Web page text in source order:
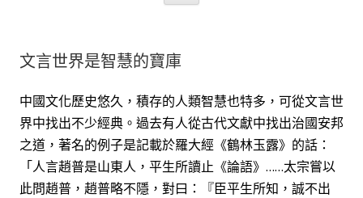
文言世界是智慧的寶庫
中國文化歷史悠久，積存的人類智慧也特多，可從文言世
界中找出不少經典。過去有人從古代文獻中找出治國安邦
之道，著名的例子是記載於羅大經《鶴林玉露》的話：
「人言趙普是山東人，平生所讀止《論語》……太宗嘗以
此問趙普，趙普略不隱，對曰：『臣平生所知，誠不出